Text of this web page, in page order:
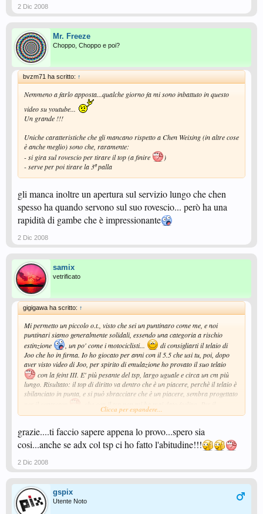
2 Dic 2008
Mr. Freeze
Choppo, Choppo e poi?
bvzm71 ha scritto: ↑
Nemmeno a farlo apposta...qualche giorno fa mi sono inbattuto in questo
video su youtube...
Un grande !!!
Uniche caratteristiche che gli mancano rispetto a Chen Weixing (in altre cose
è anche meglio) sono che, raramente:
- si gira sul rovescio per tirare il top (a finire
)
- serve per poi tirare la 3ª palla
gli manca inoltre un apertura sul servizio lungo che chen
spesso ha quando servono sul suo rovescio... però ha una
rapidità di gambe che è impressionante
2 Dic 2008
samix
vetrificato
gigigawa ha scritto: ↑
Mi permetto un piccolo o.t., visto che sei un puntinaro come me, e noi
puntinari siamo generalmente solidali, essendo una categoria a rischio
estinzione
, un po' come i motociclisti...
di consigliarti il telaio di
Joo che ho in firma. Io ho giocato per anni con il 5.5 che usi tu, poi, dopo
aver visto video di Joo, per spirito di emulazione ho provato il suo telaio
con la feint III. E' più pesante del tsp, largo uguale e circa un cm più
lungo. Risultato: il top di diritto va dentro che è un piacere, perchè il telaio è
sbilanciato in punta, e si può sbracciare che è un piacere, sembra progettato
, che con il tsp non mi ha mai dato feeling. Per il
rovescio ho momentaneamente sospeso la feint (troppo diverso come stile,
il prossimo anno...
), ed ho messo l'Insider che stavo usando sul 5.5. Ne
consegue un controllo migliore almeno del 50% e una facilità di apertura
Clicca per espandere...
grazie....ti faccio sapere appena lo provo...spero sia
cosi...anche se adx col tsp ci ho fatto l'abitudine!!!
2 Dic 2008
gspix
Utente Noto